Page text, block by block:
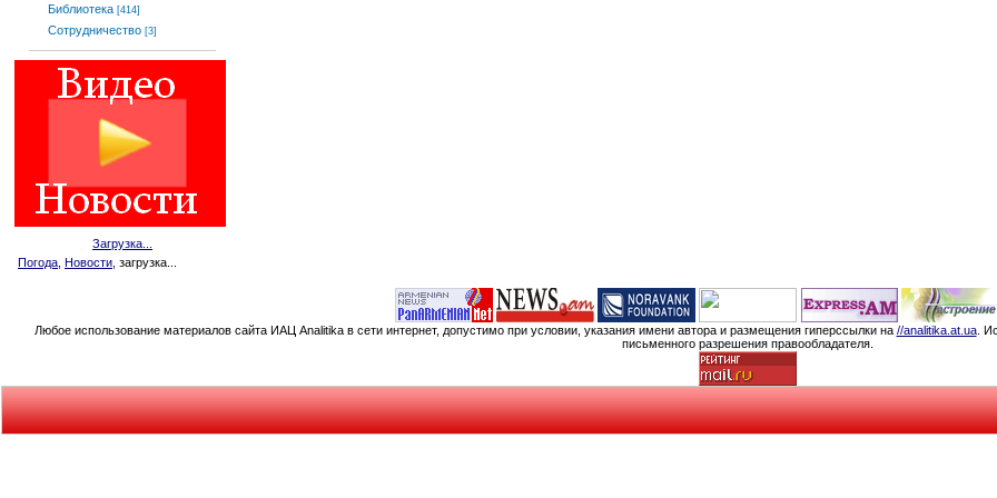
Библиотека [414]
Сотрудничество [3]
Загрузка...
Погода Новости , загрузка...
Любое использование материалов сайта ИАЦ Analitika в сети интернет, допустимо при условии, указания имени автора и размещения гиперссылки на //analitika.at.ua.
письменного разрешения правообладателя.